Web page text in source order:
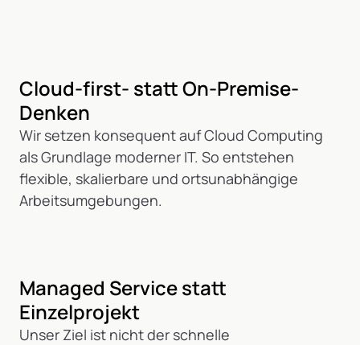
Cloud-first- statt On-Premise-
Denken
Wir setzen konsequent auf Cloud Computing
als Grundlage moderner IT. So entstehen
flexible, skalierbare und ortsunabhängige
Arbeitsumgebungen.
Managed Service statt
Einzelprojekt
Unser Ziel ist nicht der schnelle